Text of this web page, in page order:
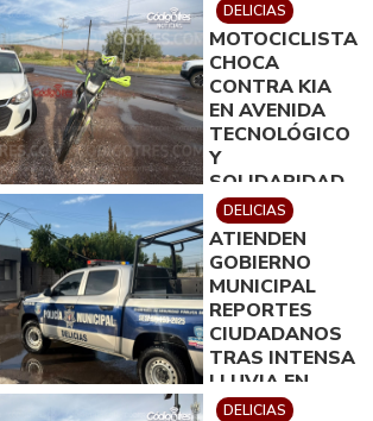
DELICIAS
MOTOCICLISTA
CHOCA
CONTRA KIA
EN AVENIDA
TECNOLÓGICO
Y
SOLIDARIDAD
DELICIAS
ATIENDEN
GOBIERNO
MUNICIPAL
REPORTES
CIUDADANOS
TRAS INTENSA
LLUVIA EN
DELICIAS
DELICIAS